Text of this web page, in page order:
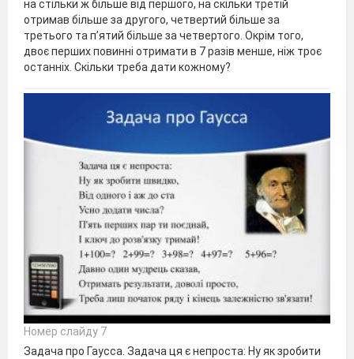
на стільки ж більше від першого, на скільки третій
отримав більше за другого, четвертий більше за
третього та п’ятий більше за четвертого. Окрім того,
двоє перших повинні отримати в 7 разів менше, ніж троє
останніх. Скільки треба дати кожному?
Номер слайду 7
Задача про Гаусса. Задача ця є непроста: Ну як зробити